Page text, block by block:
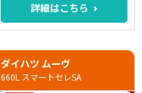
詳細はこちら
ダイハツ ムーヴ
660L スマートセレSA